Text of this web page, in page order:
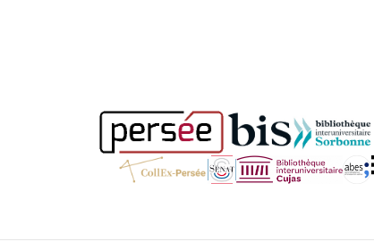
Légal